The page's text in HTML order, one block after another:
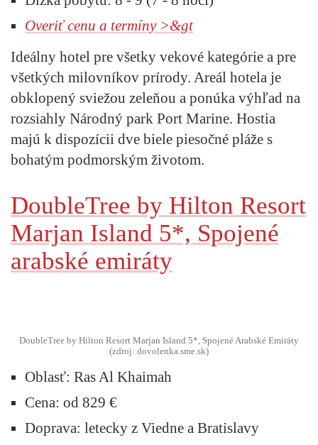
Overiť cenu a termíny >&gt
Ideálny hotel pre všetky vekové kategórie a pre
všetkých milovníkov prírody. Areál hotela je
obklopený sviežou zeleňou a ponúka výhľad na
rozsiahly Národný park Port Marine. Hostia
majú k dispozícii dve biele piesočné pláže s
bohatým podmorským životom.
DoubleTree by Hilton Resort
Marjan Island 5*, Spojené
arabské emiráty
DoubleTree by Hilton Resort Marjan Island 5*, Spojené Arabské Emiráty
(zdroj: dovolenka.sme.sk)
Oblasť: Ras Al Khaimah
Cena: od 829 €
Doprava: letecky z Viedne a Bratislavy